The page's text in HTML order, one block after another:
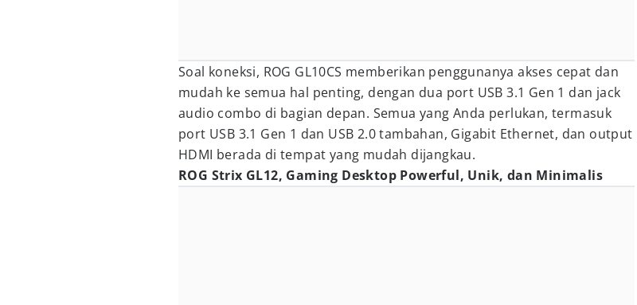
Soal koneksi, ROG GL10CS memberikan penggunanya akses cepat dan
mudah ke semua hal penting, dengan dua port USB 3.1 Gen 1 dan jack
audio combo di bagian depan. Semua yang Anda perlukan, termasuk
port USB 3.1 Gen 1 dan USB 2.0 tambahan, Gigabit Ethernet, dan output
HDMI berada di tempat yang mudah dijangkau.
ROG Strix GL12, Gaming Desktop Powerful, Unik, dan Minimalis